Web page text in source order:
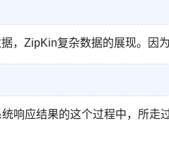
，ZipKin复杂数据的展现。因
响应结果的这个过程中，所